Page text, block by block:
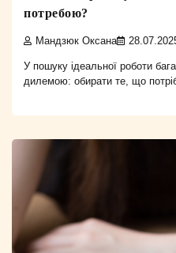
потребою?
Мандзюк Оксана
У пошуку ідеальної роботи
дилемою: обирати те, що